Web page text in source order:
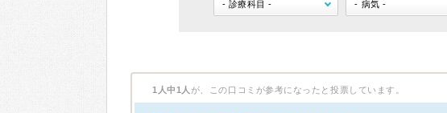
1人中1人 が、この口コミが参考になったと投票しています。